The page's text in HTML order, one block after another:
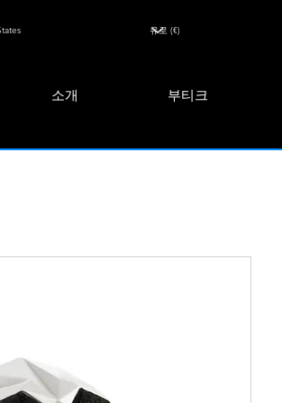
소개 부티크